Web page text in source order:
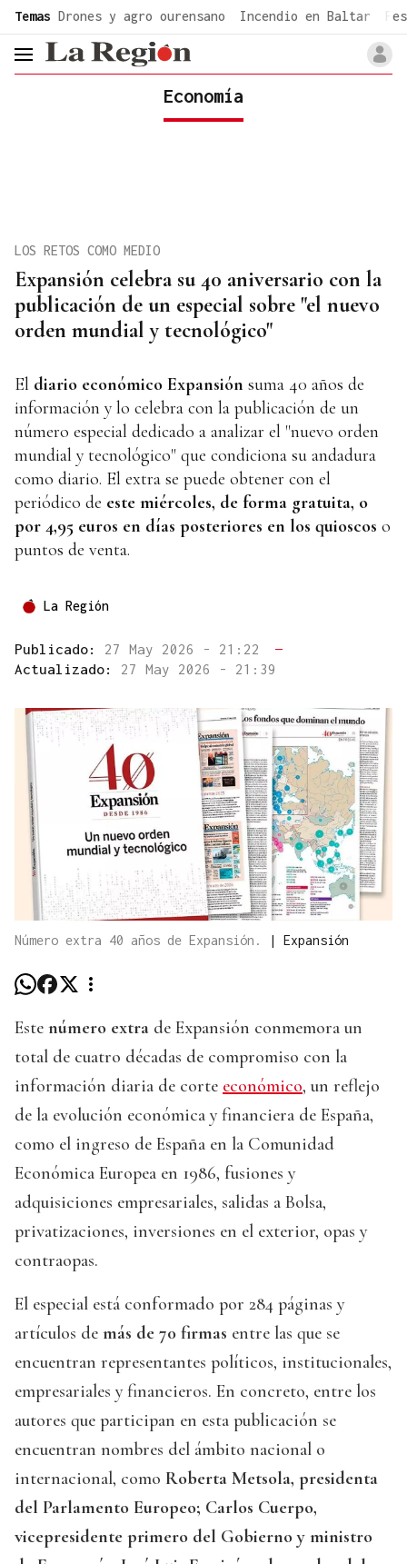
Temas Drones y agro ourensano Incendio en Baltar
header.menu.open
Economía
Expansión celebra su 40 aniversario con la
publicación de un especial sobre "el nuevo
orden mundial y tecnológico"
LOS RETOS COMO MEDIO
El diario económico Expansión suma 40 años de
información y lo celebra con la publicación de un
número especial dedicado a analizar el "nuevo orden
mundial y tecnológico" que condiciona su andadura
como diario. El extra se puede obtener con el
periódico de este miércoles, de forma gratuita, o
por 4,95 euros en días posteriores en los quioscos o
puntos de venta.
La Región
Publicado: 27 May 2026 - 21:22
—
Actualizado: 27 May 2026 - 21:39
Número extra 40 años de Expansión. | Expansión
Este número extra de Expansión conmemora un
total de cuatro décadas de compromiso con la
información diaria de corte económico, un reflejo
de la evolución económica y financiera de España,
como el ingreso de España en la Comunidad
Económica Europea en 1986, fusiones y
adquisiciones empresariales, salidas a Bolsa,
privatizaciones, inversiones en el exterior, opas y
contraopas.
El especial está conformado por 284 páginas y
artículos de más de 70 firmas entre las que se
encuentran representantes políticos, institucionales,
empresariales y financieros. En concreto, entre los
autores que participan en esta publicación se
encuentran nombres del ámbito nacional o
internacional, como Roberta Metsola, presidenta
del Parlamento Europeo; Carlos Cuerpo,
vicepresidente primero del Gobierno y ministro